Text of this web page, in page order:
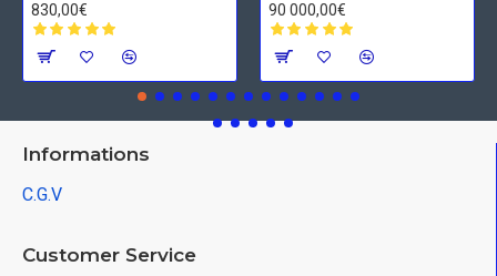
830,00€
90 000,00€
Informations
C.G.V
Customer Service